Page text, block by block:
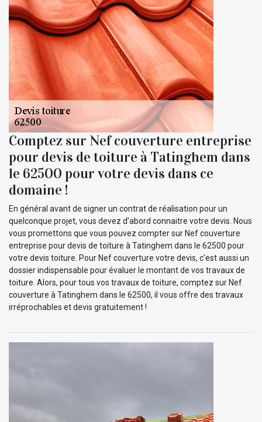
Comptez sur Nef couverture entreprise
pour devis de toiture à Tatinghem dans
le 62500 pour votre devis dans ce
domaine !
En général avant de signer un contrat de réalisation pour un
quelconque projet, vous devez d’abord connaitre votre devis. Nous
vous promettons que vous pouvez compter sur Nef couverture
entreprise pour devis de toiture à Tatinghem dans le 62500 pour
votre devis toiture. Pour Nef couverture votre devis, c’est aussi un
dossier indispensable pour évaluer le montant de vos travaux de
toiture. Alors, pour tous vos travaux de toiture, comptez sur Nef
couverture à Tatinghem dans le 62500, il vous offre des travaux
irréprochables et devis gratuitement !